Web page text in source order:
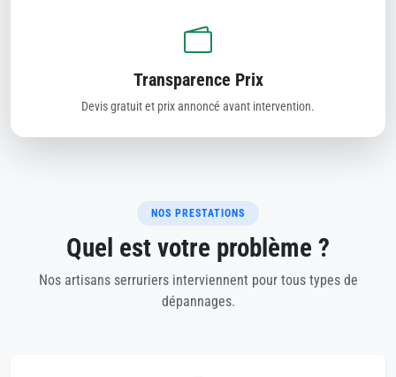
Transparence Prix
Devis gratuit et prix annoncé avant intervention.
NOS PRESTATIONS
Quel est votre problème ?
Nos artisans serruriers interviennent pour tous types de
dépannages.